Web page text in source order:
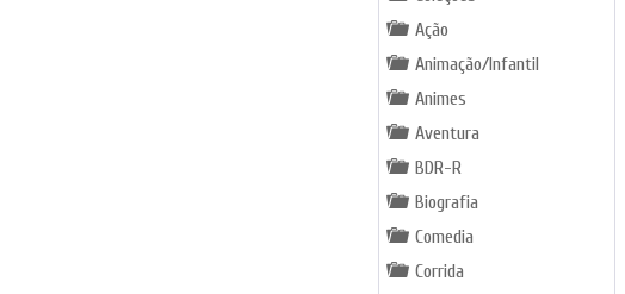
Ação
Animação/Infantil
Animes
Aventura
BDR-R
Biografia
Comedia
Corrida